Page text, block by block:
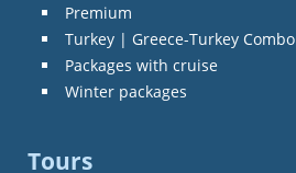
Premium
Turkey | Greece-Turkey Combo
Packages with cruise
Winter packages
Tours